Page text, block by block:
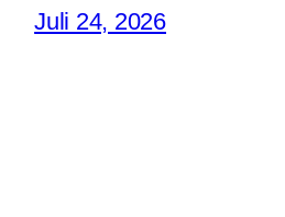
Juli 24, 2026